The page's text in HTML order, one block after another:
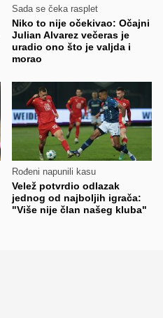
Sada se čeka rasplet
Niko to nije očekivao: Očajni
Julian Alvarez večeras je
uradio ono što je valjda i
morao
Rođeni napunili kasu
Velež potvrdio odlazak
jednog od najboljih igrača:
"Više nije član našeg kluba"